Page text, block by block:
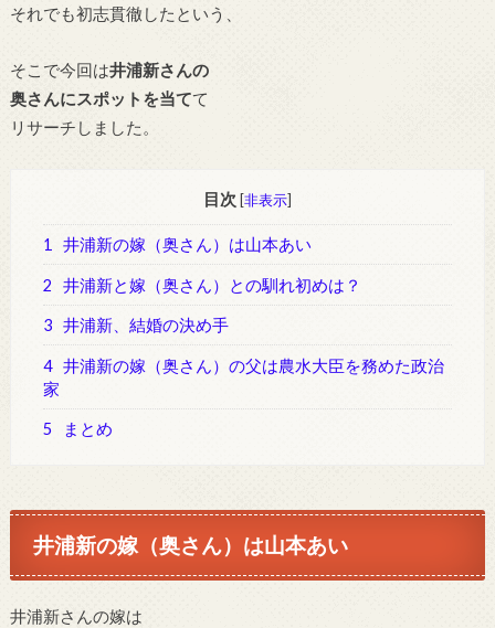
それでも初志貫徹したという、
そこで今回は井浦新さんの
奥さんにスポットを当てて
リサーチしました。
目次 [非表示]
1 井浦新の嫁（奥さん）は山本あい
2 井浦新と嫁（奥さん）との馴れ初めは？
3 井浦新、結婚の決め手
4 井浦新の嫁（奥さん）の父は農水大臣を務めた政治
家
5 まとめ
井浦新の嫁（奥さん）は山本あい
井浦新さんの嫁は